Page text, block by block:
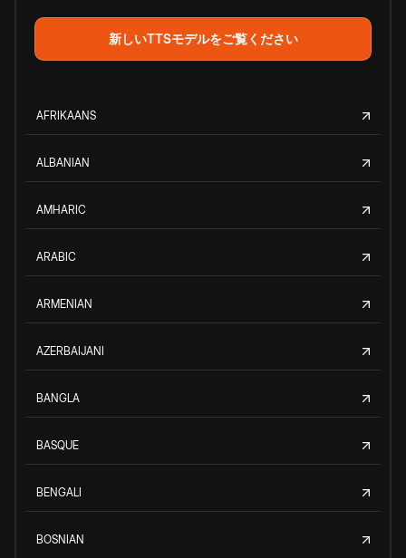
新しいTTSモデルをご覧ください
AFRIKAANS
ALBANIAN
AMHARIC
ARABIC
ARMENIAN
AZERBAIJANI
BANGLA
BASQUE
BENGALI
BOSNIAN